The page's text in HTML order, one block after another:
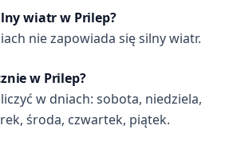
wiatr w Prilep?
nie zapowiada się silny wiatr.
w Prilep?
w dniach: sobota, niedziela,
środa, czwartek, piątek.